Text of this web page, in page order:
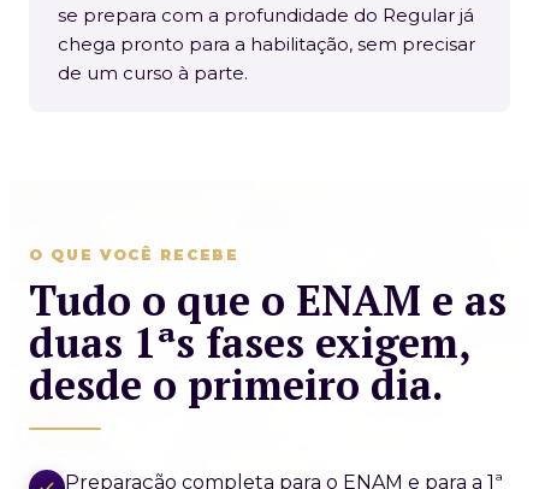
se prepara com a profundidade do Regular já
chega pronto para a habilitação, sem precisar
de um curso à parte.
O QUE VOCÊ RECEBE
Tudo o que o ENAM e as
duas 1ªs fases exigem,
desde o primeiro dia.
Preparação completa para o ENAM e para a 1ª